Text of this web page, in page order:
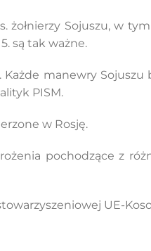
żołnierzy Sojuszu, w
są tak ważne.
manewry Sojuszu
PISM.
w Rosję.
pochodzące z
UE-